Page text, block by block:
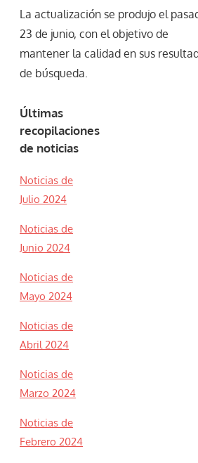
La actualización se produjo el
23 de junio, con el objetivo de
mantener la calidad en sus
de búsqueda.
Últimas
recopilaciones
de noticias
Noticias de
Julio 2024
Noticias de
Junio 2024
Noticias de
Mayo 2024
Noticias de
Abril 2024
Noticias de
Marzo 2024
Noticias de
Febrero 2024